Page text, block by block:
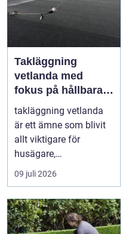
Takläggning
vetlanda med
fokus på hållbara
tak och trygga hus
takläggning vetlanda
är ett ämne som blivit
allt viktigare för
husägare,
bostadsrättsföreningar
och ...
09 juli 2026